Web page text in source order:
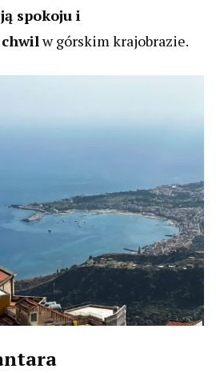
spokoju i
w górskim krajobrazie.